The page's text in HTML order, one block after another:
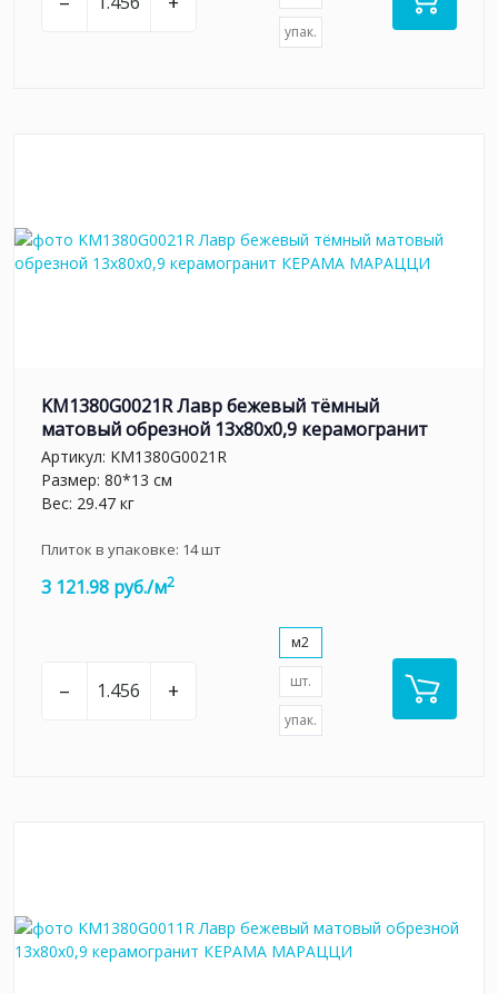
упак.
KM1380G0021R Лавр бежевый тёмный
матовый обрезной 13x80x0,9 керамогранит
Артикул: KM1380G0021R
Размер: 80*13 см
Вес: 29.47 кг
Плиток в упаковке: 14шт
3 121.98 руб./м2
– +
м2
шт.
упак.